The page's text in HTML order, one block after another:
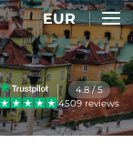
EUR
4.8 / 5
4509 reviews